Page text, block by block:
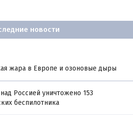
новости
жара в Европе и озоновые дыры
Россией уничтожено 153
беспилотника